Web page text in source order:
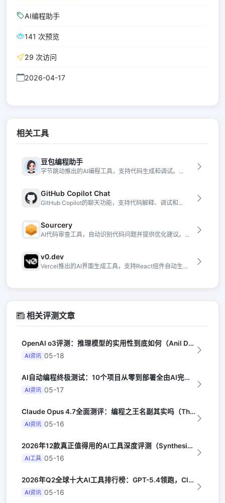
AI编程助手
141 次预览
29 次访问
2026-04-17
相关工具
豆包编程助手
字节跳动推出的AI编程工具，支持代码生成和调试。...
GitHub Copilot Chat
GitHub Copilot的聊天功能，支持代码解释、调试和...
Sourcery
AI代码审查工具，自动识别代码问题并提供优化建议。...
v0.dev
Vercel推出的AI界面生成工具，支持React组件自动生...
相关评测文章
OpenAI o3评测：推理模型的实用性到底如何（Anil Dash）
AI资讯 05-18
AI自动编程终极测试：10个项目从零到部署全由AI完成（Y Combinator...
AI资讯 05-17
Claude Opus 4.7全面测评：编程之王名副其实吗（The Verge）
AI资讯 05-16
2026年12款真正值得用的AI工具深度评测（Synthesia评选）
AI工具 05-16
2026年Q2全球十大AI工具排行榜：GPT-5.4领跑，Claude Opus...
AI资讯 05-16